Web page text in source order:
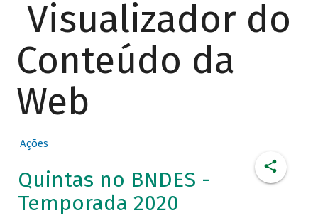
Visualizador do
Conteúdo da
Web
Ações
Quintas no BNDES -
Temporada 2020